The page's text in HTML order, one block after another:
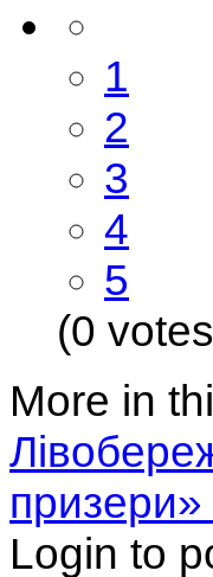
1
2
3
4
5
(0
More in
призери»
Login to